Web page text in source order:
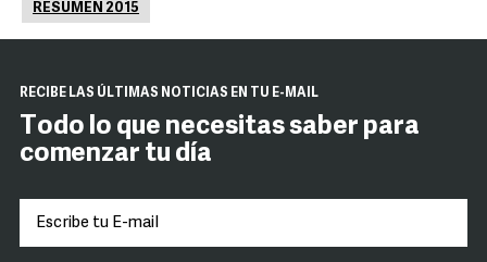
RESUMEN 2015
RECIBE LAS ÚLTIMAS NOTICIAS EN TU E-MAIL
Todo lo que necesitas saber para
comenzar tu día